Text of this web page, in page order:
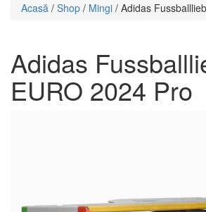
Acasă / Shop / Mingi / Adidas
Adidas
EURO 2024 Pro